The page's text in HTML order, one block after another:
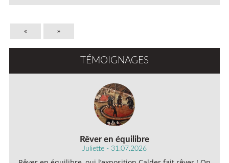
« »
TÉMOIGNAGES
Rêver en équilibre
Juliette - 31.07.2026